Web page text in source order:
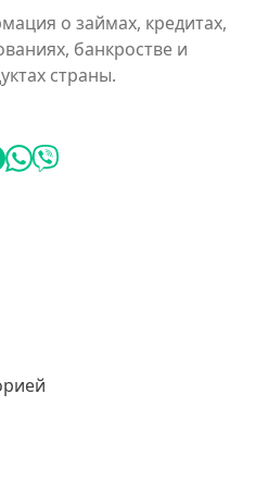
о займах, кредитах,
банкростве и
страны.